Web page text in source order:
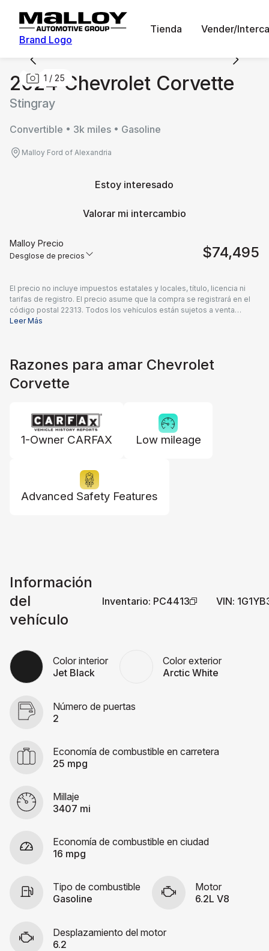
Brand Logo
Tienda Vender/
1 / 25
2024 Chevrolet Corvette
Stingray
Convertible • 3k miles • Gasoline
Malloy Ford of Alexandria
Estoy interesado
Valorar mi intercambio
Malloy Precio
Desglose de precios $74,495
El precio no incluye impuestos estatales y locales, título, licencia ni
tarifas de registro. El precio asume que la compra se registrará en el
código postal 22313. Todos los vehículos están sujetos a venta
previa. Los precios incluyen una tarifa de documentación del
compatibles con ofertas especiales de financiamiento. El precio real
del concesionario puede variar.
Leer Más
Razones para amar Chevrolet
Corvette
1-Owner CARFAX Low mileage
Advanced Safety Features
Información
del
vehículo
Inventario: PC4413 VIN:
Color interior
Jet Black
Color exterior
Arctic White
Número de puertas
2
Economía de combustible en carretera
25 mpg
Millaje
3407 mi
Economía de combustible en ciudad
16 mpg
Tipo de combustible
Gasoline
Motor
6.2L V8
Desplazamiento del motor
6.2